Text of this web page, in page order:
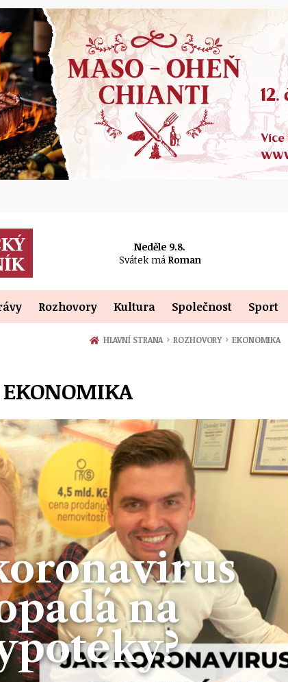
Neděle 9.8.
Svátek má Roman
Rozhovory Kultura Společnost Sport
HLAVNÍ STRANA › ROZHOVORY › EKONOMIKA
na